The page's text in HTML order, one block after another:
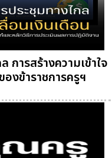
การสร้างความเข้าใจ
องข้าราชการครูฯ